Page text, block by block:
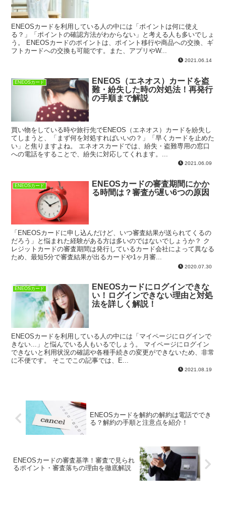
ENEOSカードを利用している人の中には「ポイントは何に使え
る？」「ポイントの確認方法がわからない」と考える人も多いでしょ
う。 ENEOSカードのポイントは、ポイント移行や商品への交換、ギ
フトカードへの交換も可能です。また、アプリやW...
2021.06.14
ENEOSカード
ENEOS（エネオス）カードを盗
難・紛失した時の対処法！再発行
の手順まで解説
買い物をしている時や旅行先でENEOS（エネオス）カードを紛失し
てしまうと、「まず何を対処すればいいの？」「早くカードを止めた
い」と焦りますよね。 エネオスカードでは、紛失・盗難専用の窓口
への電話をすることで、紛失に対応してくれます。...
2021.06.09
ENEOSカード
ENEOSカードの審査期間にかか
る時間は？審査が遅い6つの原因
「ENEOSカードに申し込んだけど、いつ審査結果が送られてくるの
だろう」と悩まれた経験がある方は多いのではないでしょうか？ ク
レジットカードの審査期間は発行しているカード会社によって異なる
ため、最短5分で審査結果が出るカードや1ヶ月審...
2020.07.30
ENEOSカード
ENEOSカードにログインできな
い！ログインできない理由と対処
法を詳しく解説！
ENEOSカードを利用している人の中には「マイページにログインで
きない...」と悩んでいる人もいるでしょう。 マイページにログイン
できないと利用状況の確認や各種手続きの変更ができないため、非常
に不便です。 そこでこの記事では、E...
2021.08.19
ENEOSカードを解約の解約は電話ででき
る？解約の手順と注意点を紹介！
ENEOSカードの審査基準！審査で見られ
るポイント・審査落ちの理由を徹底解説